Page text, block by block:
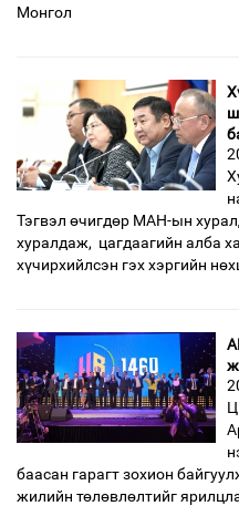
Монгол
Тэгвэл өчигдөр МАН-ын
хуралдаж, цагдаагийн алба
хүчирхийлсэн гэх хэргийн
баасан гарагт зохион
жилийн төлөвлөлтийг